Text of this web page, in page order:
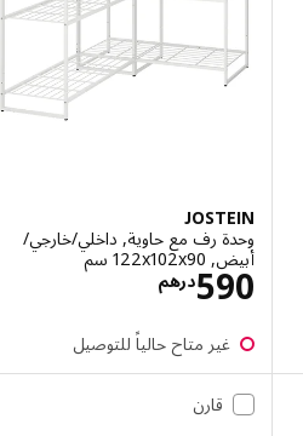
JOSTEIN
وحدة رف مع حاوية, داخلي/خارجي/
أبيض, ‎122x102x90 سم‏
درهم590 الاسعار درهم
غير متاح حالياً للتوصيل
قارن